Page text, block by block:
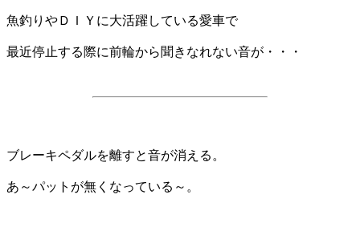
魚釣りやＤＩＹに大活躍している愛車で
最近停止する際に前輪から聞きなれない音が・・・
ブレーキペダルを離すと音が消える。
あ～パットが無くなっている～。